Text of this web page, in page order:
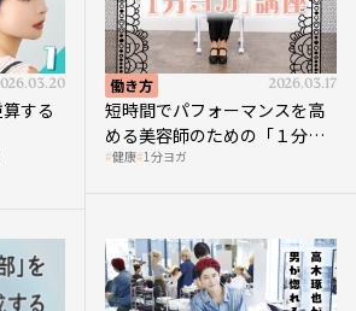
する
働き方 2026.03.17
短時間でパフォーマンスを高
める美容師のための「１分ヨ
ガ」講座｜実践編
健康 1分ヨガ